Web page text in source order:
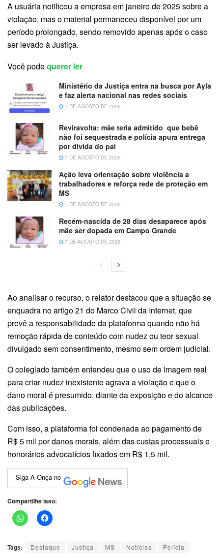
A usuária notificou a empresa em janeiro de 2025 sobre a
violação, mas o material permaneceu disponível por um
período prolongado, sendo removido apenas após o caso
ser levado à Justiça.
Você podequerer ler
Ministério da Justiça entra na busca por Ayla
e faz alerta nacional nas redes sociais
7 DE AGOSTO DE 2026
Reviravolta: mãe teria admitido que bebê
não foi sequestrada e polícia apura entrega
por dívida do pai
7 DE AGOSTO DE 2026
Ação leva orientação sobre violência a
trabalhadores e reforça rede de proteção em
MS
7 DE AGOSTO DE 2026
Recém-nascida de 28 dias desaparece após
mãe ser dopada em Campo Grande
7 DE AGOSTO DE 2026
Ao analisar o recurso, o relator destacou que a situação se
enquadra no artigo 21 do Marco Civil da Internet, que
prevê a responsabilidade da plataforma quando não há
remoção rápida de conteúdo com nudez ou teor sexual
divulgado sem consentimento, mesmo sem ordem judicial.
O colegiado também entendeu que o uso de imagem real
para criar nudez inexistente agrava a violação e que o
dano moral é presumido, diante da exposição e do alcance
das publicações.
Com isso, a plataforma foi condenada ao pagamento de
R$ 5 mil por danos morais, além das custas processuais e
honorários advocatícios fixados em R$ 1,5 mil.
Siga A Onça no
Compartilhe isso:
Tags: Destaque Justiça MS Notícias Polícia